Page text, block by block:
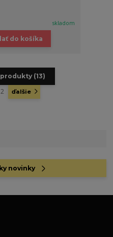
skladom
do košíka
(13)
ďalšie
novinky